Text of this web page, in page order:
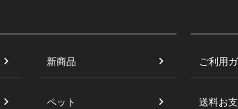
新商品
ペット
ご利用
送料お